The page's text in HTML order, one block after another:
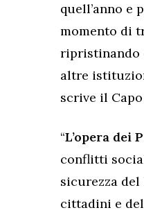
quell’anno e
momento di
ripristinando
altre
scrive il
“L’opera dei
conflitti
sicurezza
cittadini e